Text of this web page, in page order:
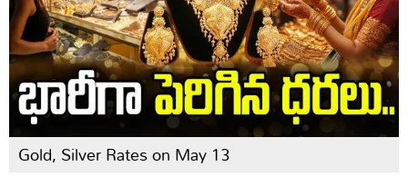
Gold, Silver Rates on May 13